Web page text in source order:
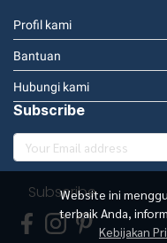
Website ini
terbaik Anda,
Kebijakan
Profil kami
Bantuan
Hubungi kami
Subscribe
Subscribe